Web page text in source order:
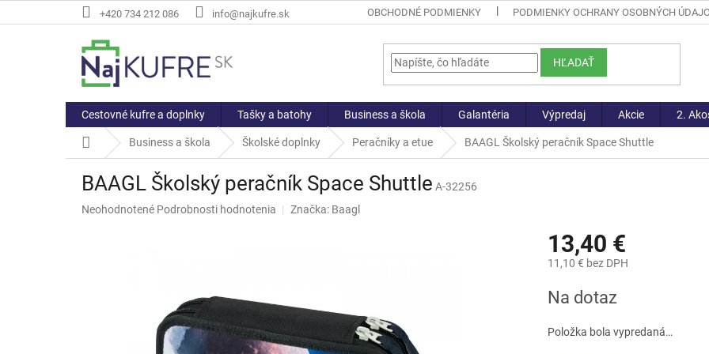
na
+420 734 212 086 info@najkufre.sk OBCHODNÉ PODMIENKY PODMIENKY OCHRANY OSOBNÝCH
HĽADAŤ
Cestovné kufre a doplnky Tašky a batohy Business a škola Galantéria Výpredaj Akcie 2.
DomovBusiness a škola Školské doplnky Peračníky a etue BAAGL Školský peračník Space Shuttle
BAAGL Školský peračník Space Shuttle A-32256
Priemerné
Neohodnotené Podrobnosti hodnotenia Značka: Baagl
13,40 €
11,10 € bez DPH
cena:
Na dotaz
Položka bola vypredaná…